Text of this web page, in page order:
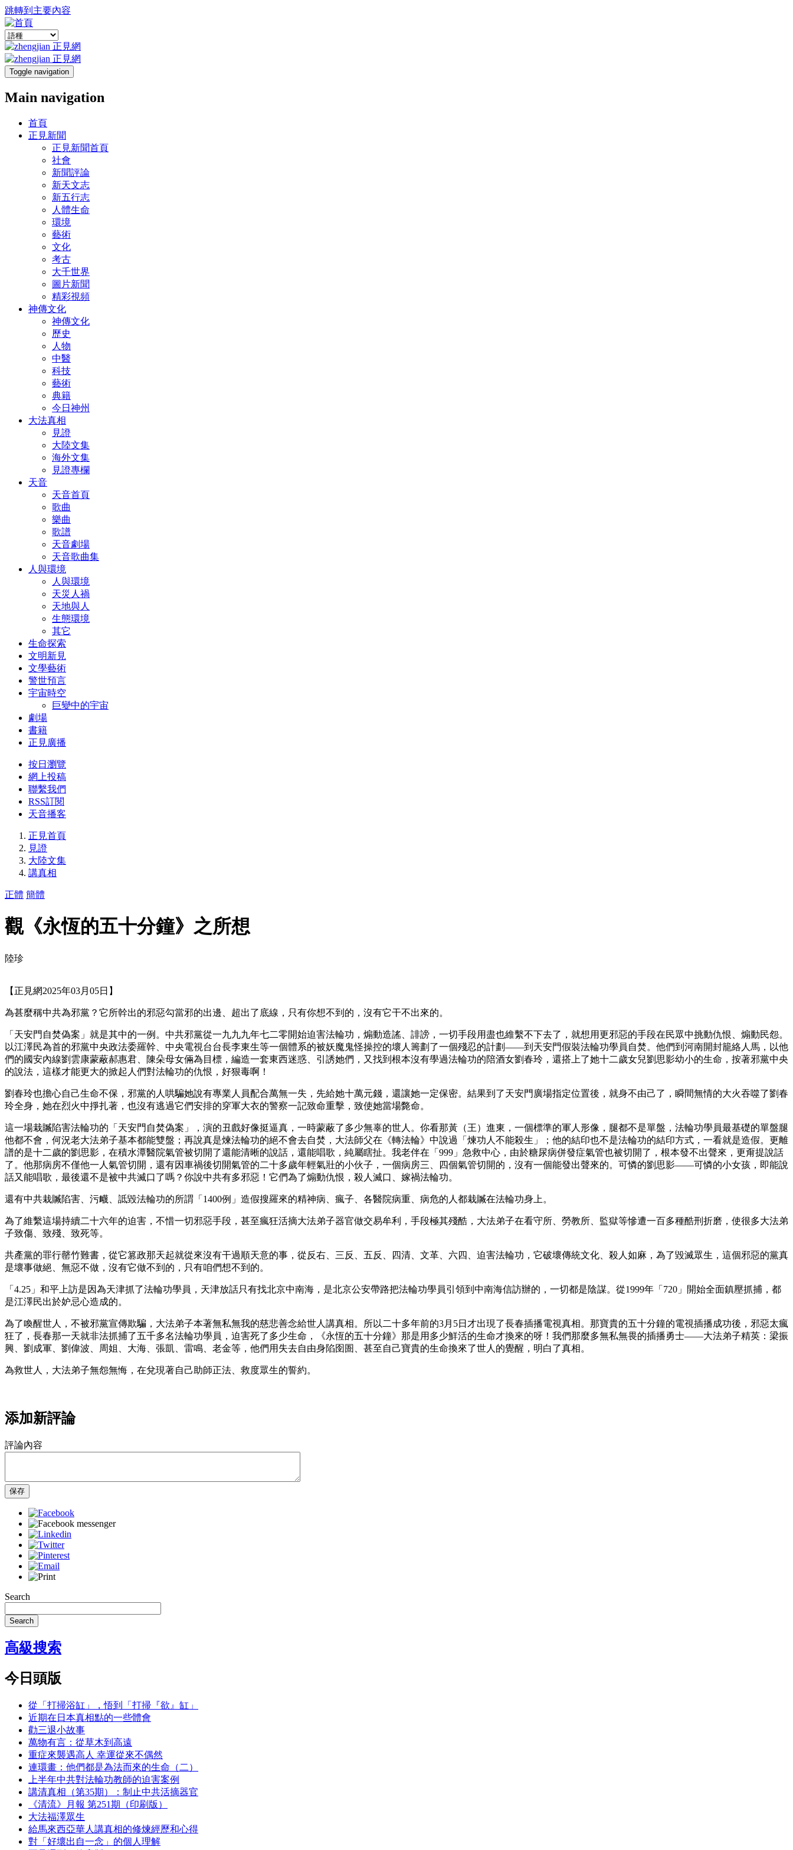
跳轉到主要內容
Toggle navigation
Main navigation
首頁
正見新聞
正見新聞首頁
社會
新聞評論
新天文志
新五行志
人體生命
環境
藝術
文化
考古
大千世界
圖片新聞
精彩視頻
神傳文化
神傳文化
歷史
人物
中醫
科技
藝術
典籍
今日神州
大法真相
見證
大陸文集
海外文集
見證專欄
天音
天音首頁
歌曲
樂曲
歌譜
天音劇場
天音歌曲集
人與環境
人與環境
天災人禍
天地與人
生態環境
其它
生命探索
文明新見
文學藝術
警世預言
宇宙時空
巨變中的宇宙
劇場
書籍
正見廣播
按日瀏覽
網上投稿
聯繫我們
RSS訂閱
天音播客
正見首頁
見證
大陸文集
講真相
正體 簡體
觀《永恆的五十分鐘》之所想
陸珍
【正見網2025年03月05日】
為甚麼稱中共為邪黨？它所幹出的邪惡勾當邪的出邊、超出了底線，只有你想不到的，沒有它干不出來的。
「天安門自焚偽案」就是其中的一例。中共邪黨從一九九九年七二零開始迫害法輪功，煽動造謠、誹謗，一切手段用盡也維繫不下去了，就想用更邪惡的手段在民眾中挑動仇恨、煽動民怨。
以江澤民為首的邪黨中央政法委羅幹、中央電視台台長李東生等一個體系的被妖魔鬼怪操控的壞人籌劃了一個殘忍的計劃——到天安門假裝法輪功學員自焚。他們到河南開封籠絡人馬，以他
們的國安內線劉雲康蒙蔽郝惠君、陳朵母女倆為目標，編造一套東西迷惑、引誘她們，又找到根本沒有學過法輪功的陪酒女劉春玲，還搭上了她十二歲女兒劉思影幼小的生命，按著邪黨中央
的說法，這樣才能更大的掀起人們對法輪功的仇恨，好狠毒啊！
劉春玲也擔心自己生命不保，邪黨的人哄騙她說有專業人員配合萬無一失，先給她十萬元錢，還讓她一定保密。結果到了天安門廣場指定位置後，就身不由己了，瞬間無情的大火吞噬了劉春
玲全身，她在烈火中掙扎著，也沒有逃過它們安排的穿軍大衣的警察一記致命重擊，致使她當場斃命。
這一場栽贓陷害法輪功的「天安門自焚偽案」，演的丑戲好像挺逼真，一時蒙蔽了多少無辜的世人。你看那黃（王）進東，一個標準的軍人形像，腿都不是單盤，法輪功學員最基礎的單盤腿
他都不會，何況老大法弟子基本都能雙盤；再說真是煉法輪功的絕不會去自焚，大法師父在《轉法輪》中說過「煉功人不能殺生」；他的結印也不是法輪功的結印方式，一看就是造假。更離
譜的是十二歲的劉思影，在積水潭醫院氣管被切開了還能清晰的說話，還能唱歌，純屬瞎扯。我老伴在「999」急救中心，由於糖尿病併發症氣管也被切開了，根本發不出聲來，更甭提說話
了。他那病房不僅他一人氣管切開，還有因車禍後切開氣管的二十多歲年輕氣壯的小伙子，一個病房三、四個氣管切開的，沒有一個能發出聲來的。可憐的劉思影——可憐的小女孩，即能說
話又能唱歌，最後還不是被中共滅口了嗎？你說中共有多邪惡！它們為了煽動仇恨，殺人滅口、嫁禍法輪功。
還有中共栽贓陷害、污衊、詆毀法輪功的所謂「1400例」造假搜羅來的精神病、瘋子、各醫院病重、病危的人都栽贓在法輪功身上。
為了維繫這場持續二十六年的迫害，不惜一切邪惡手段，甚至瘋狂活摘大法弟子器官做交易牟利，手段極其殘酷，大法弟子在看守所、勞教所、監獄等慘遭一百多種酷刑折磨，使很多大法弟
子致傷、致殘、致死等。
共產黨的罪行罄竹難書，從它篡政那天起就從來沒有干過順天意的事，從反右、三反、五反、四清、文革、六四、迫害法輪功，它破壞傳統文化、殺人如麻，為了毀滅眾生，這個邪惡的黨真
是壞事做絕、無惡不做，沒有它做不到的，只有咱們想不到的。
「4.25」和平上訪是因為天津抓了法輪功學員，天津放話只有找北京中南海，是北京公安帶路把法輪功學員引領到中南海信訪辦的，一切都是陰謀。從1999年「720」開始全面鎮壓抓捕，都
是江澤民出於妒忌心造成的。
為了喚醒世人，不被邪黨宣傳欺騙，大法弟子本著無私無我的慈悲善念給世人講真相。所以二十多年前的3月5日才出現了長春插播電視真相。那寶貴的五十分鐘的電視插播成功後，邪惡太瘋
狂了，長春那一天就非法抓捕了五千多名法輪功學員，迫害死了多少生命，《永恆的五十分鐘》那是用多少鮮活的生命才換來的呀！我們那麼多無私無畏的插播勇士——大法弟子精英：梁振
興、劉成軍、劉偉波、周姐、大海、張凱、雷鳴、老金等，他們用失去自由身陷囹圄、甚至自己寶貴的生命換來了世人的覺醒，明白了真相。
為救世人，大法弟子無怨無悔，在兌現著自己助師正法、救度眾生的誓約。
添加新評論
評論內容
保存
Search
Search
高級搜索
今日頭版
從「打掃浴缸」，悟到「打掃『欲』缸」
近期在日本真相點的一些體會
勸三退小故事
萬物有言：從草木到高遠
重症來襲遇高人 幸運從來不偶然
連環畫：他們都是為法而來的生命（二）
上半年中共對法輪功教師的迫害案例
講清真相（第35期）：制止中共活摘器官
《清流》月報 第251期（印刷版）
大法福澤眾生
給馬來西亞華人講真相的修煉經歷和心得
對「好壞出自一念」的個人理解